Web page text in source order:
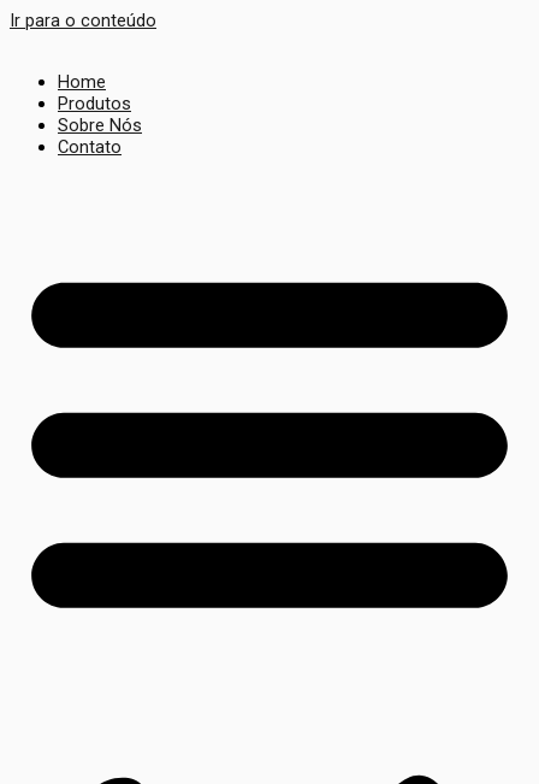
Ir para o conteúdo
Home
Produtos
Sobre Nós
Contato